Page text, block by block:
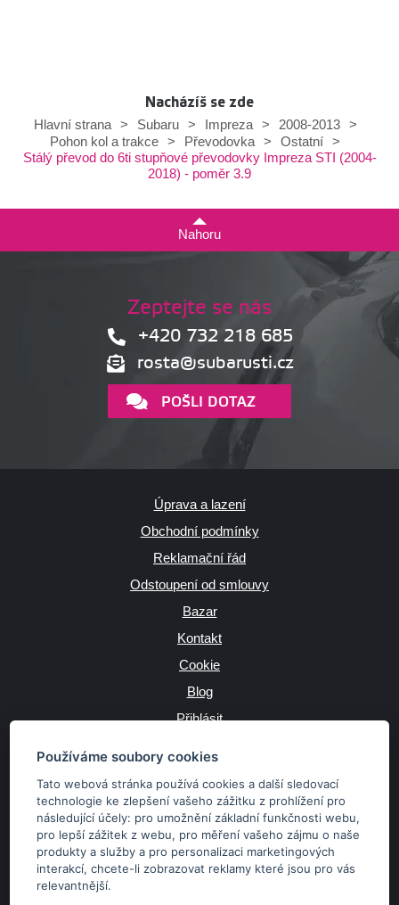
Používáme soubory cookies
Tato webová stránka používá cookies a další sledovací
technologie ke zlepšení vašeho zážitku z prohlížení pro
následující účely: pro umožnění základní funkčnosti webu,
pro lepší zážitek z webu, pro měření vašeho zájmu o naše
produkty a služby a pro personalizaci marketingových
interakcí,chcete-li zobrazovat reklamy které jsou pro vás
relevantnější.
Nacházíš se zde
Hlavní strana
> Subaru > Impreza > 2008-2013
>
Pohon kol a trakce > Převodovka > Ostatní >
Stálý převod do 6ti stupňové převodovky Impreza STI (2004-
2018) - poměr 3.9
Nahoru
Zeptejte se nás
+420 732 218 685
rosta@subarusti.cz
POŠLI DOTAZ
Úprava a lazení
Obchodní podmínky
Reklamační řád
Odstoupení od smlouvy
Bazar
Kontakt
Cookie
Blog
Přihlásit
JAZYK